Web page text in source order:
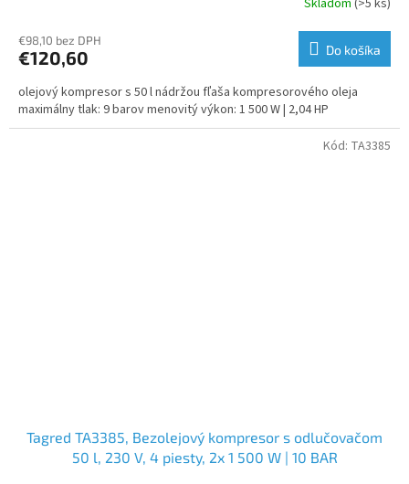
Skladom (>5 ks)
€98,10 bez DPH
€120,60 Do košíka
olejový kompresor s 50 l nádržou fľaša kompresorového oleja
maximálny tlak: 9 barov menovitý výkon: 1 500 W | 2,04 HP
Tagred TA3385, Bezolejový kompresor s odlučovačom
50 l, 230 V, 4 piesty, 2x 1 500 W | 10 BAR
Kód: TA3385